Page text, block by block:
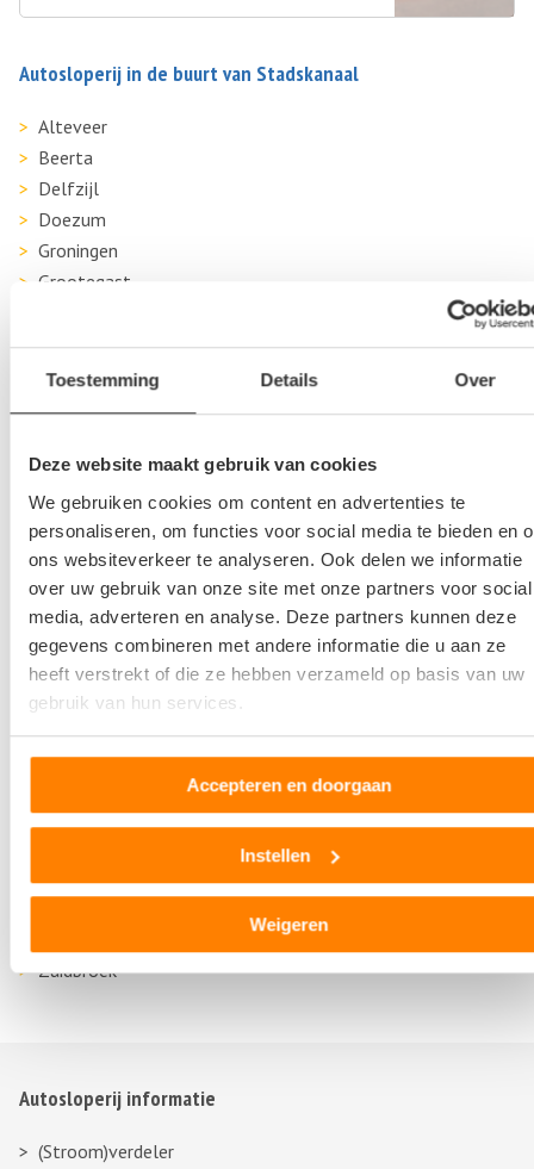
Toestemming Details Over
Deze website maakt gebruik van cookies
We gebruiken cookies om content en advertenties te
personaliseren, om functies voor social media te bieden en
ons websiteverkeer te analyseren. Ook delen we informatie
over uw gebruik van onze site met onze partners voor social
media, adverteren en analyse. Deze partners kunnen deze
gegevens combineren met andere informatie die u aan ze
heeft verstrekt of die ze hebben verzameld op basis van uw
gebruik van hun services.
Accepteren en doorgaan
Instellen
Weigeren
Autosloperij in de buurt van Stadskanaal
Alteveer
Beerta
Delfzijl
Doezum
Groningen
Grootegast
Kiel-Windeweer
Leek
Noordhorn
Opende
Sappemeer
Stadskanaal
Uithuizen
Veendam
Vriescheloo
Wildervank
Winschoten
Wirdum Gr
Zuidbroek
Autosloperij informatie
(Stroom)verdeler